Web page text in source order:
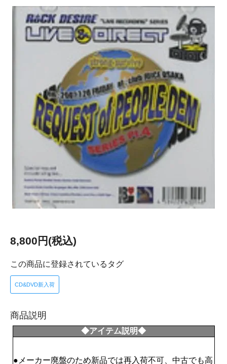
8,800円(税込)
この商品に登録されているタグ
CD&DVD新入荷
商品説明
◆アイテム説明◆
●メーカー廃盤のため新品では再入荷不可、中古でも高